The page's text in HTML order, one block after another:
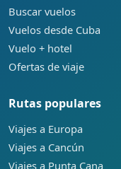
Buscar vuelos
Vuelos desde Cuba
Vuelo + hotel
Ofertas de viaje
Rutas populares
Viajes a Europa
Viajes a Cancún
Viajes a Punta Cana